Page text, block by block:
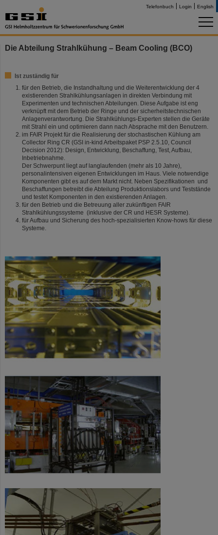
Telefonbuch Login English
Die Abteilung Strahlkühung – Beam Cooling (BCO)
Ist zuständig für
für den Betrieb, die Instandhaltung und die Weiterentwicklung der 4
existierenden Strahlkühlungsanlagen in direkten Verbindung mit
Experimenten und technischen Abteilungen. Diese Aufgabe ist eng
verknüpft mit dem Betrieb der Ringe und der sicherheitstechnischen
Anlagenverantwortung. Die Strahlkühlungs-Experten stellen die Geräte
mit Strahl ein und optimieren dann nach Absprache mit den Benutzern.
im FAIR Projekt für die Realisierung der stochastischen Kühlung am
Collector Ring CR (GSI in-kind Arbeitspaket PSP 2.5.10, Council
Decision 2012): Design, Entwicklung, Beschaffung, Test, Aufbau,
Inbetriebnahme.
Der Schwerpunt liegt auf langlaufenden (mehr als 10 Jahre),
personalintensiven eigenen Entwicklungen im Haus. Viele notwendige
Komponenten gibt es auf dem Markt nicht. Neben Spezifikationen und
Beschaffungen betreibt die Abteilung Produktionslabors und Teststände
und testet Komponenten in den existierenden Anlagen.
für den Betrieb und die Betreuung aller zukünftigen FAIR
Strahlkühlungssysteme (inklusive der CR und HESR Systeme).
für Aufbau und Sicherung des hoch-spezialisierten Know-hows für diese
Systeme.